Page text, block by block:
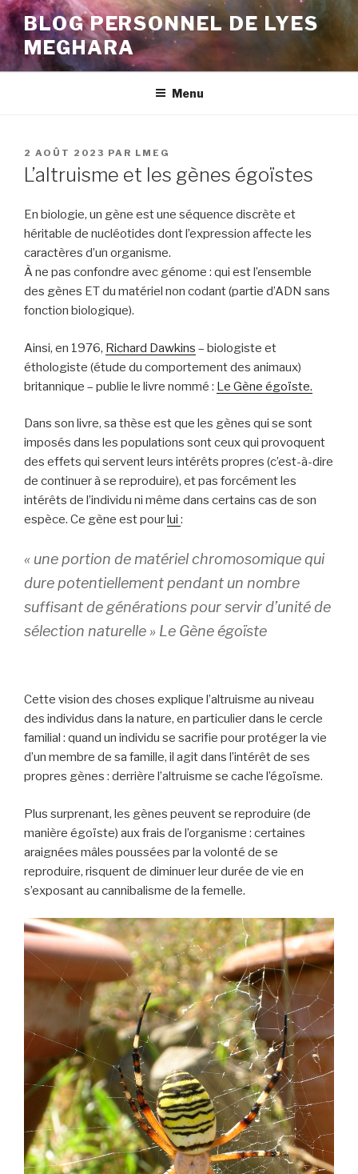
Aller
au
contenu
principal
BLOG PERSONNEL DE LYES
MEGHARA
Menu
PUBLIÉ
LE
2 AOÛT 2023 PAR LMEG
L’altruisme et les gènes égoïstes
En biologie, un gène est une séquence discrète et
héritable de nucléotides dont l’expression affecte les
caractères d’un organisme.
À ne pas confondre avec génome : qui est l’ensemble
des gènes ET du matériel non codant (partie d’ADN sans
fonction biologique).
Ainsi, en 1976, Richard Dawkins – biologiste et
éthologiste (étude du comportement des animaux)
britannique – publie le livre nommé : Le Gène égoïste.
Dans son livre, sa thèse est que les gènes qui se sont
imposés dans les populations sont ceux qui provoquent
des effets qui servent leurs intérêts propres (c’est-à-dire
de continuer à se reproduire), et pas forcément les
intérêts de l’individu ni même dans certains cas de son
espèce. Ce gène est pourlui :
« une portion de matériel chromosomique qui
dure potentiellement pendant un nombre
suffisant de générations pour servir d’unité de
sélection naturelle » Le Gène égoïste
Cette vision des choses explique l’altruisme au niveau
des individus dans la nature, en particulier dans le cercle
familial : quand un individu se sacrifie pour protéger la vie
d’un membre de sa famille, il agit dans l’intérêt de ses
propres gènes : derrière l’altruisme se cache l’égoïsme.
Plus surprenant, les gènes peuvent se reproduire (de
manière égoïste) aux frais de l’organisme : certaines
araignées mâles poussées par la volonté de se
reproduire, risquent de diminuer leur durée de vie en
s’exposant au cannibalisme de la femelle.